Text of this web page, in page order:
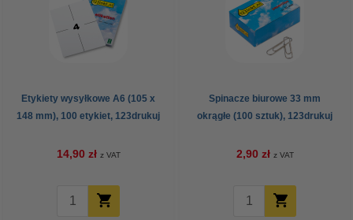
Etykiety wysyłkowe A6 (105 x
148 mm), 100 etykiet, 123drukuj
14,90 zł z VAT
Spinacze biurowe 33 mm
okrągłe (100 sztuk), 123drukuj
2,90 zł z VAT